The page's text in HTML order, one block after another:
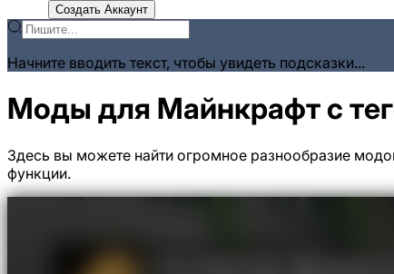
Создать Аккаунт
Начните вводить текст, чтобы увидеть подсказки...
Моды для Майнкрафт с
Здесь вы можете найти огромное разнообразие
функции.